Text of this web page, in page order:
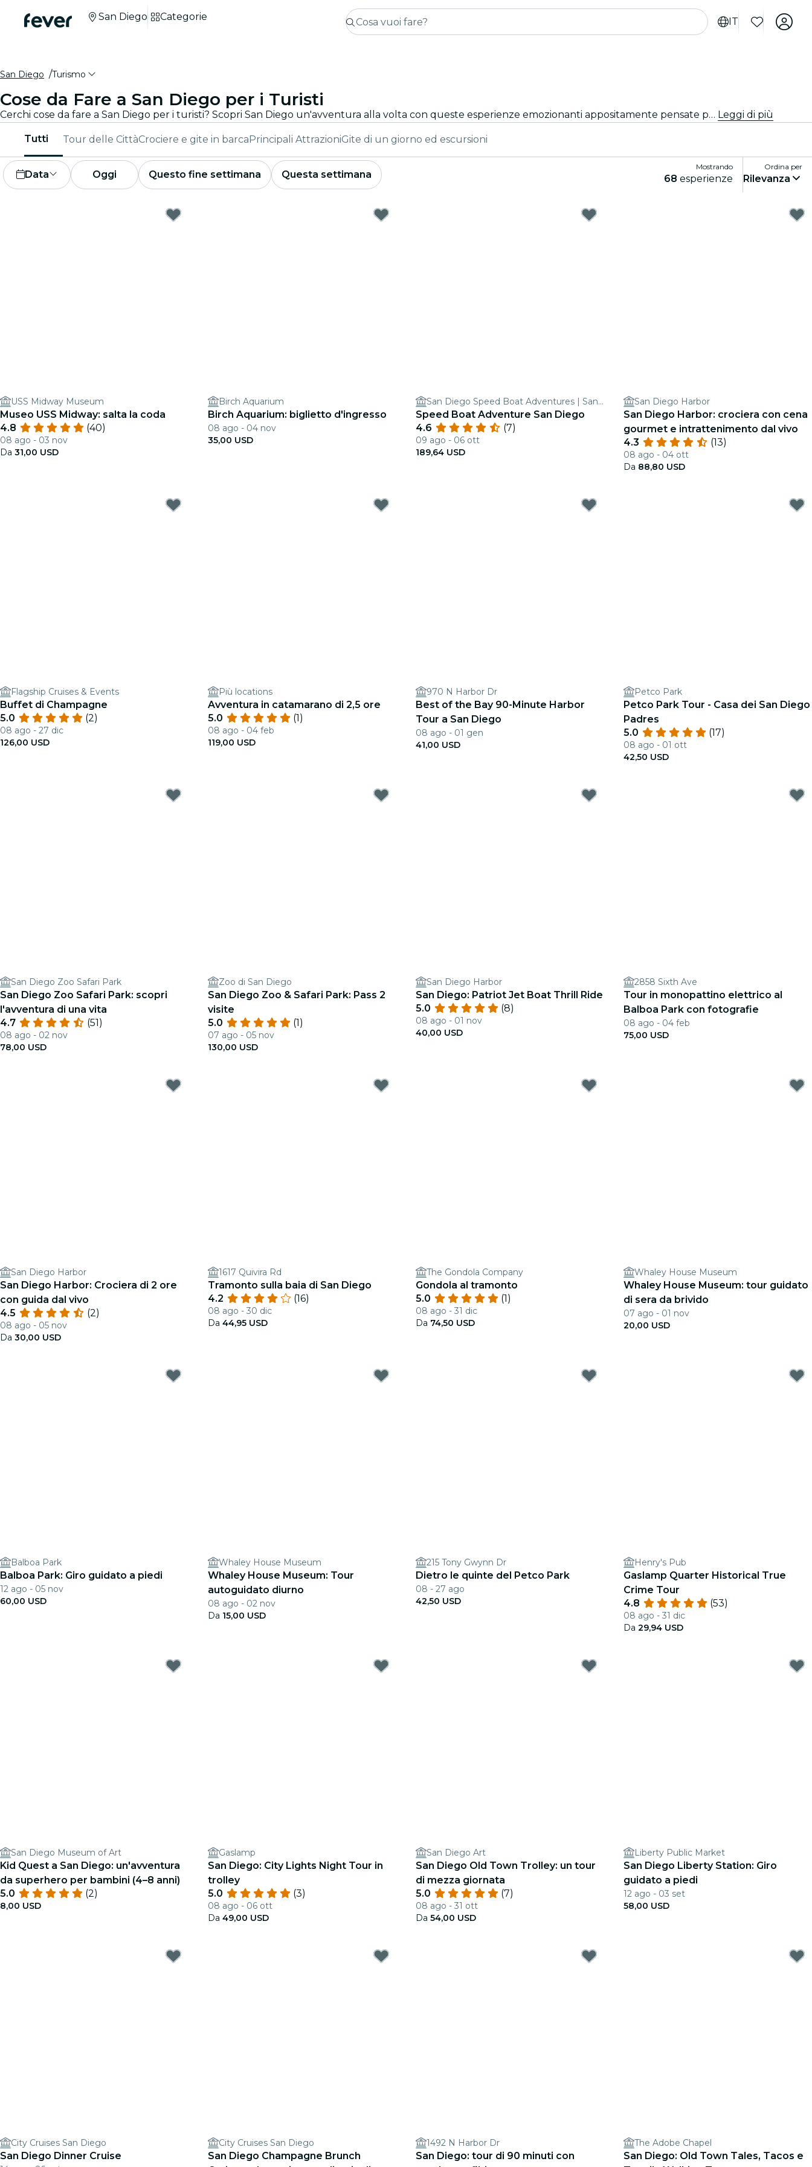
IT
San Diego Categorie
San Diego Turismo
Cose da Fare a San Diego per i Turisti
Cerchi cose da fare a San Diego per i turisti? Scopri San Diego un'avventura alla volta con queste esperienze emozionanti appositamente pensate per i turisti. Scopri le migliori cose da fare! Leggi di più
Tutti Tour delle CittàCrociere e gite in barcaPrincipali AttrazioniGite di un giorno ed escursioni
Data Oggi Questo fine settimana Questa settimana
Mostrando
68 esperienze
Ordina per
Rilevanza
USS Midway Museum
Museo USS Midway: salta la coda
4.8
(40)
08 ago - 03 nov
Da 31,00 USD
Birch Aquarium
Birch Aquarium: biglietto d'ingresso
08 ago - 04 nov
35,00 USD
San Diego Speed Boat Adventures | San Diego Boat Tours
Speed Boat Adventure San Diego
4.6
(7)
09 ago - 06 ott
189,64 USD
San Diego Harbor
San Diego Harbor: crociera con cena
gourmet e intrattenimento dal vivo
4.3
(13)
08 ago - 04 ott
Da 88,80 USD
Flagship Cruises & Events
Buffet di Champagne
5.0
(2)
08 ago - 27 dic
126,00 USD
Più locations
Avventura in catamarano di 2,5 ore
5.0
(1)
08 ago - 04 feb
119,00 USD
970 N Harbor Dr
Best of the Bay 90-Minute Harbor
Tour a San Diego
08 ago - 01 gen
41,00 USD
Petco Park
Petco Park Tour - Casa dei San Diego
Padres
5.0
(17)
08 ago - 01 ott
42,50 USD
San Diego Zoo Safari Park
San Diego Zoo Safari Park: scopri
l'avventura di una vita
4.7
(51)
08 ago - 02 nov
78,00 USD
Zoo di San Diego
San Diego Zoo & Safari Park: Pass 2
visite
5.0
(1)
07 ago - 05 nov
130,00 USD
San Diego Harbor
San Diego: Patriot Jet Boat Thrill Ride
5.0
(8)
08 ago - 01 nov
40,00 USD
2858 Sixth Ave
Tour in monopattino elettrico al
Balboa Park con fotografie
08 ago - 04 feb
75,00 USD
San Diego Harbor
San Diego Harbor: Crociera di 2 ore
con guida dal vivo
4.5
(2)
08 ago - 05 nov
Da 30,00 USD
1617 Quivira Rd
Tramonto sulla baia di San Diego
4.2
(16)
08 ago - 30 dic
Da 44,95 USD
The Gondola Company
Gondola al tramonto
5.0
(1)
08 ago - 31 dic
Da 74,50 USD
Whaley House Museum
Whaley House Museum: tour guidato
di sera da brivido
07 ago - 01 nov
20,00 USD
Balboa Park
Balboa Park: Giro guidato a piedi
12 ago - 05 nov
60,00 USD
Whaley House Museum
Whaley House Museum: Tour
autoguidato diurno
08 ago - 02 nov
Da 15,00 USD
215 Tony Gwynn Dr
Dietro le quinte del Petco Park
08 - 27 ago
42,50 USD
Henry's Pub
Gaslamp Quarter Historical True
Crime Tour
4.8
(53)
08 ago - 31 dic
Da 29,94 USD
San Diego Museum of Art
Kid Quest a San Diego: un'avventura
da superhero per bambini (4–8 anni)
5.0
(2)
8,00 USD
Gaslamp
San Diego: City Lights Night Tour in
trolley
5.0
(3)
08 ago - 06 ott
Da 49,00 USD
San Diego Art
San Diego Old Town Trolley: un tour
di mezza giornata
5.0
(7)
08 ago - 31 ott
Da 54,00 USD
Liberty Public Market
San Diego Liberty Station: Giro
guidato a piedi
12 ago - 03 set
58,00 USD
City Cruises San Diego
San Diego Dinner Cruise
City Cruises San Diego
San Diego Champagne Brunch
1492 N Harbor Dr
San Diego: tour di 90 minuti con
The Adobe Chapel
San Diego: Old Town Tales, Tacos e